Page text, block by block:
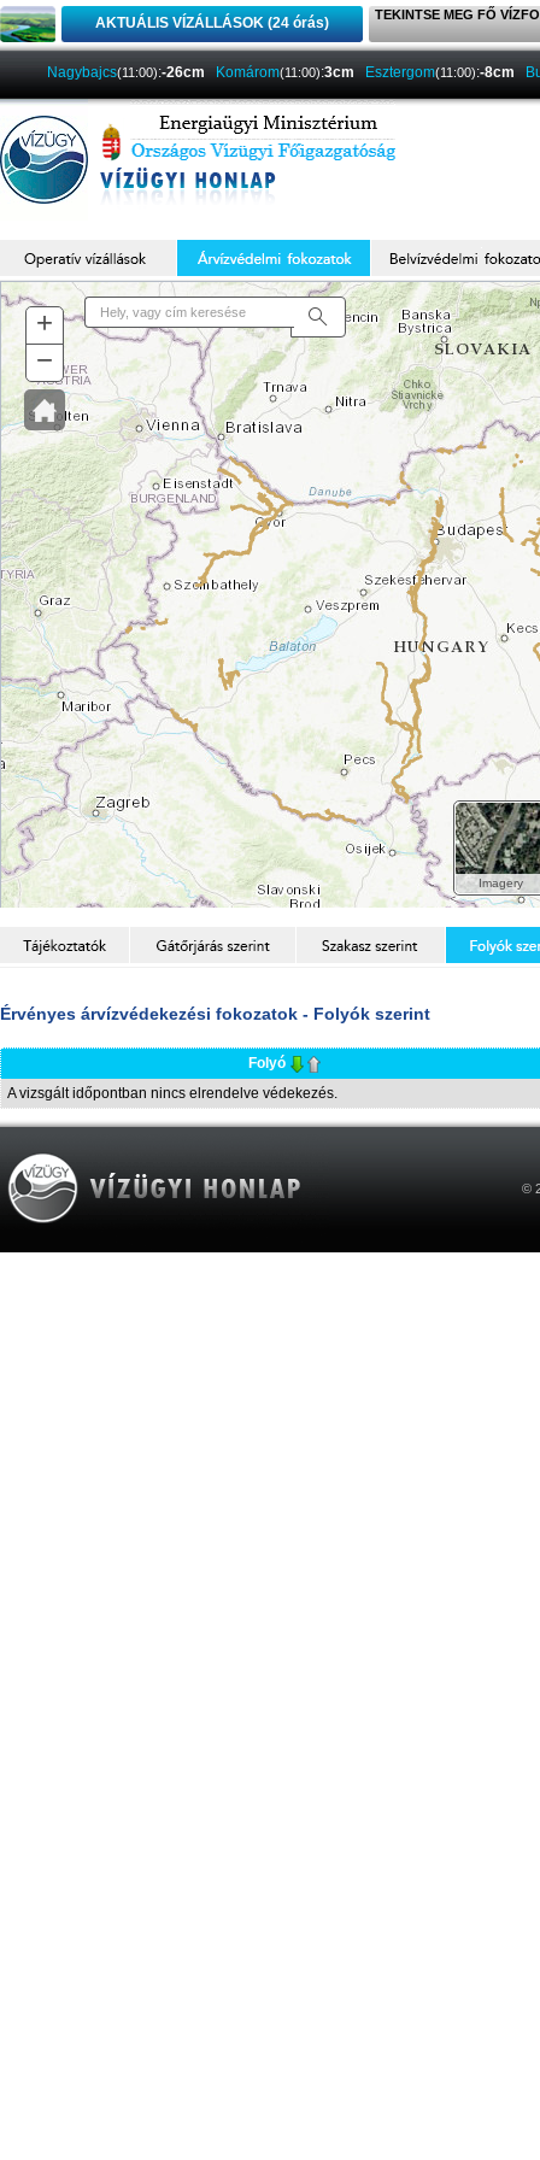
AKTUÁLIS VÍZÁLLÁSOK (24 órás) TEKINTSE MEG FŐ
Nagybajcs(11:00):-26cm Komárom(11:00):3cm Esztergom(11:00):-8cm
Érvényes árvízvédekezési fokozatok - Folyók szerint
Folyó
A vizsgált időpontban nincs elrendelve védekezés.
©